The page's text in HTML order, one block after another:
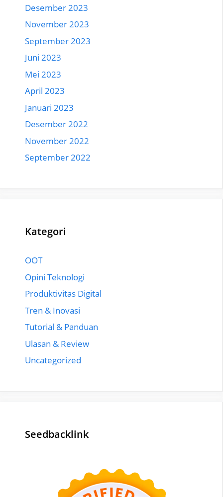
Desember 2023
November 2023
September 2023
Juni 2023
Mei 2023
April 2023
Januari 2023
Desember 2022
November 2022
September 2022
Kategori
OOT
Opini Teknologi
Produktivitas Digital
Tren & Inovasi
Tutorial & Panduan
Ulasan & Review
Uncategorized
Seedbacklink